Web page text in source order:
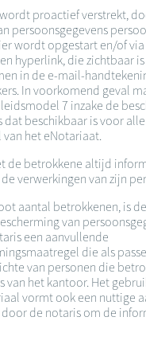
proactief verstrekt,
persoonsgegevens
wordt opgestart en/of
hyperlink, die zichtbaar
in de e-mail-
In voorkomend geval
7 inzake de
dat beschikbaar is voor
het eNotariaat.
de betrokkene altijd
verwerkingen van zijn
aantal betrokkenen, is
van
een aanvullende
die als
van personen die
van het kantoor. Het
vormt ook een nuttige
de notaris om de